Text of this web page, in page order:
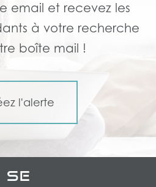
email et recevez les
à votre recherche
boîte mail !
l'alerte
Se